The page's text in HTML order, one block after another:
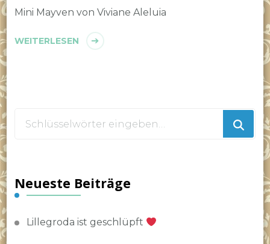
Mini Mayven von Viviane Aleluia
WEITERLESEN
Neueste Beiträge
Lillegroda ist geschlüpft